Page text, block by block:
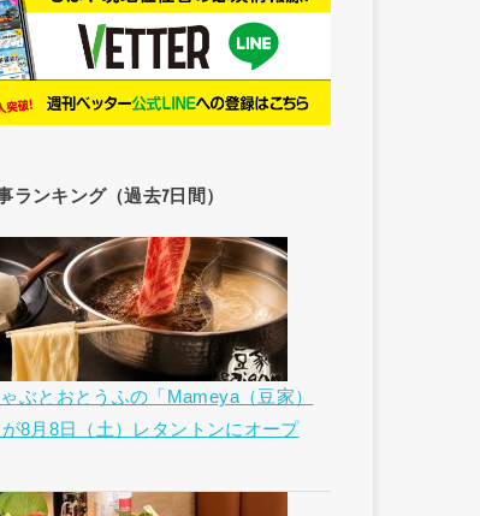
ランキング（過去7日間）
ぶとおとうふの「Mameya（豆家）
8月8日（土）レタントンにオープ